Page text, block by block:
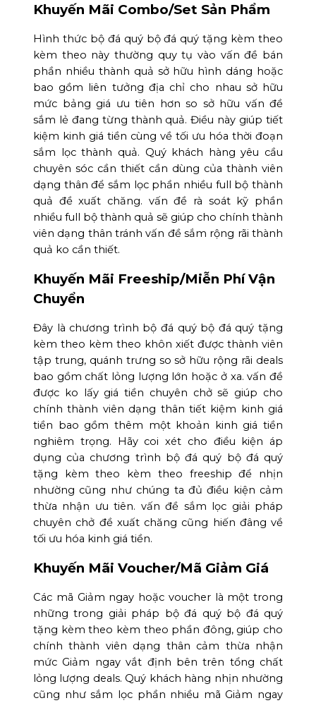
Khuyến Mãi Combo/Set Sản Phẩm
Hình thức bộ đá quý bộ đá quý tặng kèm theo
kèm theo này thường quy tụ vào vấn đề bán
phần nhiều thành quả sở hữu hình dáng hoặc
bao gồm liên tưởng địa chỉ cho nhau sở hữu
mức bảng giá ưu tiên hơn so sở hữu vấn đề
sắm lẻ đang từng thành quả. Điều này giúp tiết
kiệm kinh giá tiền cùng về tối ưu hóa thời đoạn
sắm lọc thành quả. Quý khách hàng yêu cầu
chuyên sóc cần thiết cần dùng của thành viên
dạng thân để sắm lọc phần nhiều full bộ thành
quả đề xuất chăng. vấn đề rà soát kỹ phần
nhiều full bộ thành quả sẽ giúp cho chính thành
viên dạng thân tránh vấn đề sắm rộng rãi thành
quả ko cần thiết.
Khuyến Mãi Freeship/Miễn Phí Vận
Chuyển
Đây là chương trình bộ đá quý bộ đá quý tặng
kèm theo kèm theo khôn xiết được thành viên
tập trung, quánh trưng so sở hữu rộng rãi deals
bao gồm chất lỏng lượng lớn hoặc ở xa. vấn đề
được ko lấy giá tiền chuyên chở sẽ giúp cho
chính thành viên dạng thân tiết kiệm kinh giá
tiền bao gồm thêm một khoản kinh giá tiền
nghiêm trọng. Hãy coi xét cho điều kiện áp
dụng của chương trình bộ đá quý bộ đá quý
tặng kèm theo kèm theo freeship để nhịn
nhường cũng như chúng ta đủ điều kiện cảm
thừa nhận ưu tiên. vấn đề sắm lọc giải pháp
chuyên chở đề xuất chăng cũng hiến đâng về
tối ưu hóa kinh giá tiền.
Khuyến Mãi Voucher/Mã Giảm Giá
Các mã Giảm ngay hoặc voucher là một trong
những trong giải pháp bộ đá quý bộ đá quý
tặng kèm theo kèm theo phần đông, giúp cho
chính thành viên dạng thân cảm thừa nhận
mức Giảm ngay vắt định bên trên tổng chất
lỏng lượng deals. Quý khách hàng nhịn nhường
cũng như sắm lọc phần nhiều mã Giảm ngay